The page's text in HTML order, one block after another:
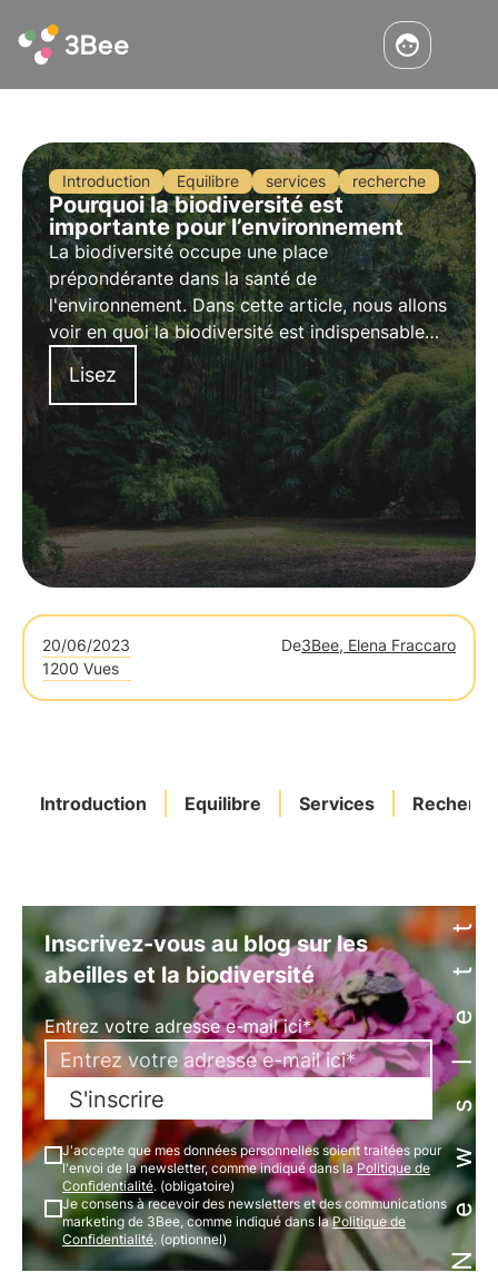
Introduction Equilibre services recherche
Pourquoi la biodiversité est
importante pour l’environnement
La biodiversité occupe une place
prépondérante dans la santé de
l'environnement. Dans cette article, nous allons
voir en quoi la biodiversité est indispensable
pour l'environnement et donc inévitablement
pour les êtres humains.
Lisez
20/06/2023 De3Bee, Elena Fraccaro
1200 Vues
Introduction Equilibre Services Newsletter
Inscrivez-vous au blog sur les
abeilles et la biodiversité
Entrez votre adresse e-mail ici*
S'inscrire
J'accepte que mes données personnelles soient traitées pour
l'envoi de la newsletter, comme indiqué dans laPolitique de
Confidentialité. (obligatoire)
Je consens à recevoir des newsletters et des communications
marketing de 3Bee, comme indiqué dans laPolitique de
Confidentialité. (optionnel)